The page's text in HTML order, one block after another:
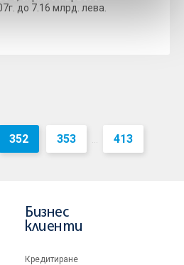
до 7.16 млрд. лева.
352 353 ... 413
Бизнес
клиенти
Кредитиране